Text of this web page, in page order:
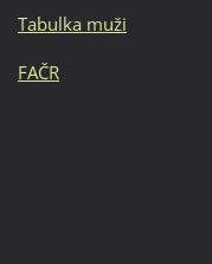
Tabulka muži
FAČR